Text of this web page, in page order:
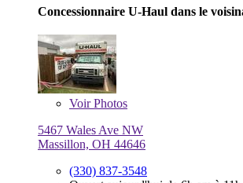
Concessionnaire U-Haul dans le
VoirPhotos
5467 Wales Ave NW
Massillon, OH 44646
(330) 837-3548